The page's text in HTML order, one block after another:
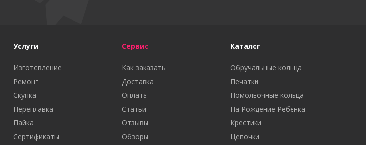
Услуги
Изготовление
Ремонт
Скупка
Переплавка
Пайка
Сертификаты
Сервис
Как заказать
Доставка
Оплата
Статьи
Отзывы
Обзоры
Каталог
Обручальные кольца
Печатки
Помолвочные кольца
На Рождение Ребенка
Крестики
Цепочки